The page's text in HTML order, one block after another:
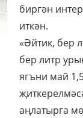
биргән
иткән.
«Әйтик, бер
бер литр
ягъни май
аңлатырга